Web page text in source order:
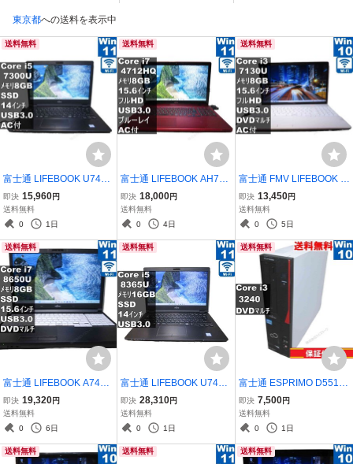
東京都への送料を表示中
送料無料
富士通 LIFEBOOK U748/
S【M.2 SSD搭載】 Cor
e i5 7300U 【Windows1
1 Pro】 ／充電可／Wi-Fi
即決 15,960円
送料無料
0
1日
送料無料
富士通 LIFEBOOK AH77/
R【大容量HDD搭載】 C
ore i7 4712HQ 【Windo
ws11 Home】ブルーレイ
証 [96667]
即決 18,000円
送料無料
0
4日
送料無料
富士通 FMV LIFEBOOK A
H45/B3【大容量HDD搭
載】 Core i3 7130U
【Windows10 Home】 ／
[96784]
即決 13,450円
送料無料
0
5日
送料無料
富士通 LIFEBOOK A748/S
【SSD搭載】 Core i7 8
650U 【Windows11 Ho
me】 ／充電可／Wi-Fi／
即決 19,320円
送料無料
0
6日
送料無料
富士通 LIFEBOOK U749/
A【M.2 SSD搭載】 Cor
e i5 8365U 16GBメモ
リ 【Windows11 Pro】
[96588]
即決 28,310円
送料無料
0
1日
送料無料
富士通 ESPRIMO D551/G
X【Core i3 3240】 【Wi
ndows10 Pro】MS 365 Of
fice Web／スリム型／長
即決 7,500円
送料無料
0
1日
送料無料 送料無料 送料無料